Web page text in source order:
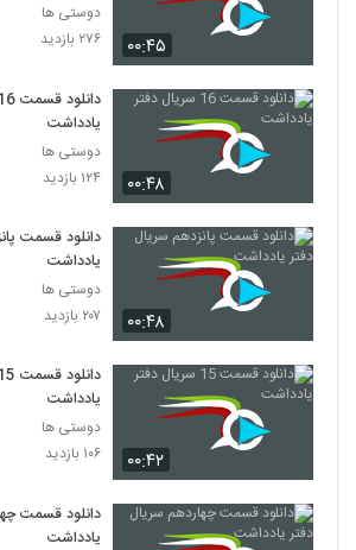
۰۰:۴۵
دوستی ها
۲۷۶ بازدید
۰۰:۴۸
یادداشت
دوستی ها
۱۲۴ بازدید
۰۰:۴۸
دانلود قسمت
یادداشت
دوستی ها
۲۰۷ بازدید
۰۰:۴۲
یادداشت
دوستی ها
۱۰۶ بازدید
دانلود قسمت
یادداشت